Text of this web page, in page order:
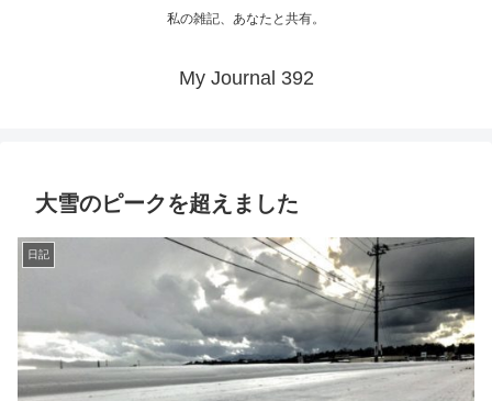
私の雑記、あなたと共有。
My Journal 392
大雪のピークを超えました
日記